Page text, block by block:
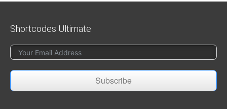
Shortcodes Ultimate
Subscribe